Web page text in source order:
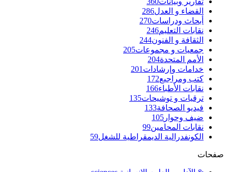
القضاء و العدل286
أبحاث ودراسات270
نقابات التعليم246
الثقافة و الفنون244
جمعيات و مجموعات205
الأمم المتحدة204
خدامات وإرشادات 201
كتب ومراجيع172
نقابات الأطباء166
ترقيات و توشيحات135
فيديو الصحافة133
ضيف وحوار 105
نقابات المحامين99
الكونفدرالية الديمقراطية للشغل59
صفحات